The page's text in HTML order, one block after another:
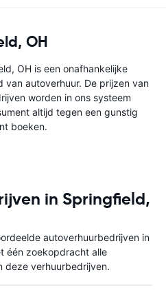
OH
OH is een onafhankelijke
van autoverhuur. De prijzen van
worden in ons systeem
altijd tegen een gunstig
boeken.
in Springfield,
autoverhuurbedrijven in
één zoekopdracht alle
deze verhuurbedrijven.